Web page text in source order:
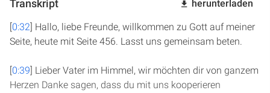
Transkript herunterladen
[0:32] Hallo, liebe Freunde, willkommen zu Gott auf meiner
Seite, heute mit Seite 456. Lasst uns gemeinsam beten.
[0:39] Lieber Vater im Himmel, wir möchten dir von ganzem
Herzen Danke sagen, dass du mit uns kooperieren